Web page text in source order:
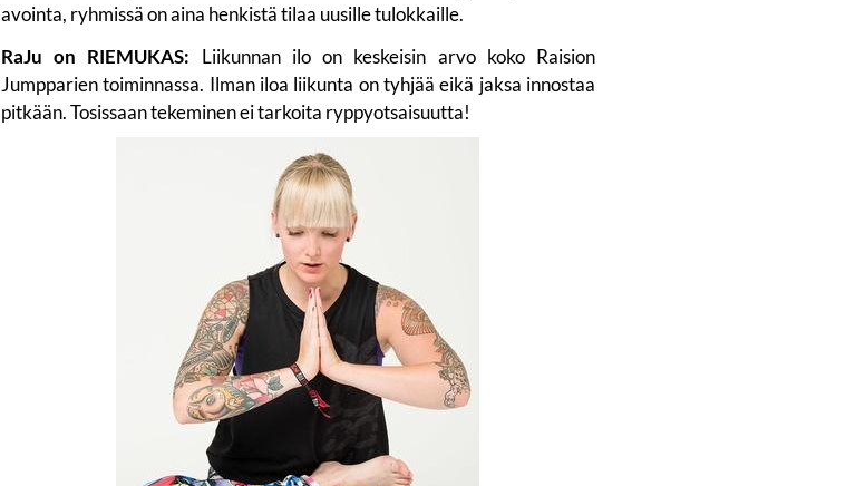
avointa, ryhmissä on aina henkistä tilaa uusille tulokkaille.
RaJu on RIEMUKAS: Liikunnan ilo on keskeisin arvo koko Raision
Jumpparien toiminnassa. Ilman iloa liikunta on tyhjää eikä jaksa innostaa
pitkään. Tosissaan tekeminen ei tarkoita ryppyotsaisuutta!